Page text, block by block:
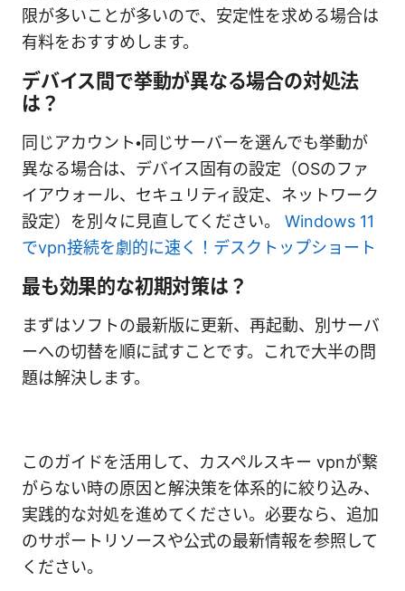
限が多いことが多いので、安定性を求める場合は
有料をおすすめします。
デバイス間で挙動が異なる場合の対処法
は？
同じアカウント・同じサーバーを選んでも挙動が
異なる場合は、デバイス固有の設定（OSのファ
イアウォール、セキュリティ設定、ネットワーク
設定）を別々に見直してください。 Windows 11
でvpn接続を劇的に速く！デスクトップショート
最も効果的な初期対策は？
まずはソフトの最新版に更新、再起動、別サーバ
ーへの切替を順に試すことです。これで大半の問
題は解決します。
このガイドを活用して、カスペルスキー vpnが繋
がらない時の原因と解決策を体系的に絞り込み、
実践的な対処を進めてください。必要なら、追加
のサポートリソースや公式の最新情報を参照して
ください。